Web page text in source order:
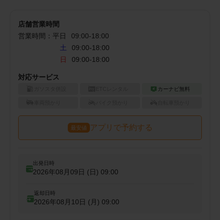
店舗営業時間
営業時間： 平日 09:00-18:00
土
09:00-18:00
日
09:00-18:00
対応サービス
カーナビ無料
最安値 アプリで予約する
出発日時
2026年08月09日 (日) 09:00
返却日時
2026年08月10日 (月) 09:00